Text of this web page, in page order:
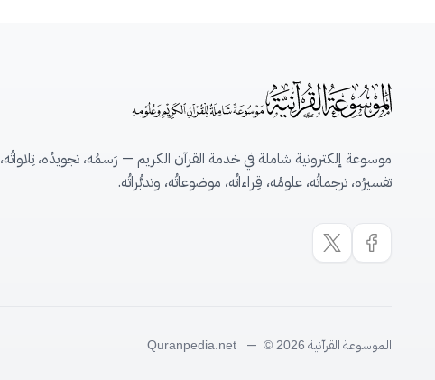
موسوعة إلكترونية شاملة في خدمة القرآن الكريم — رَسمُه، تجويدُه، تِلاواتُه،
تفسيرُه، ترجماتُه، علومُه، قِراءاتُه، موضوعاتُه، وتدبُّراتُه.
الموسوعة القرآنية Quranpedia.net — © 2026